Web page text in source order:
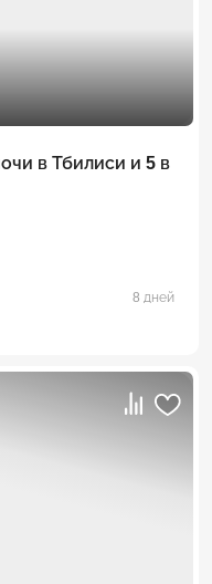
в Тбилиси и 5 в
8 дней